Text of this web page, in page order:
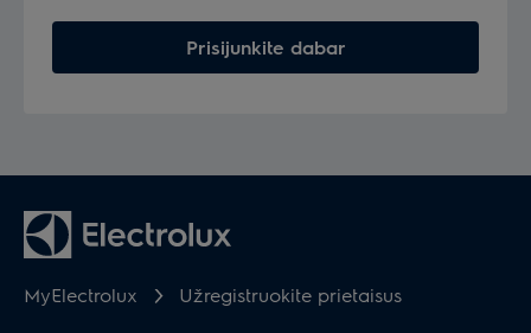
Prisijunkite dabar
MyElectrolux Užregistruokite prietaisus